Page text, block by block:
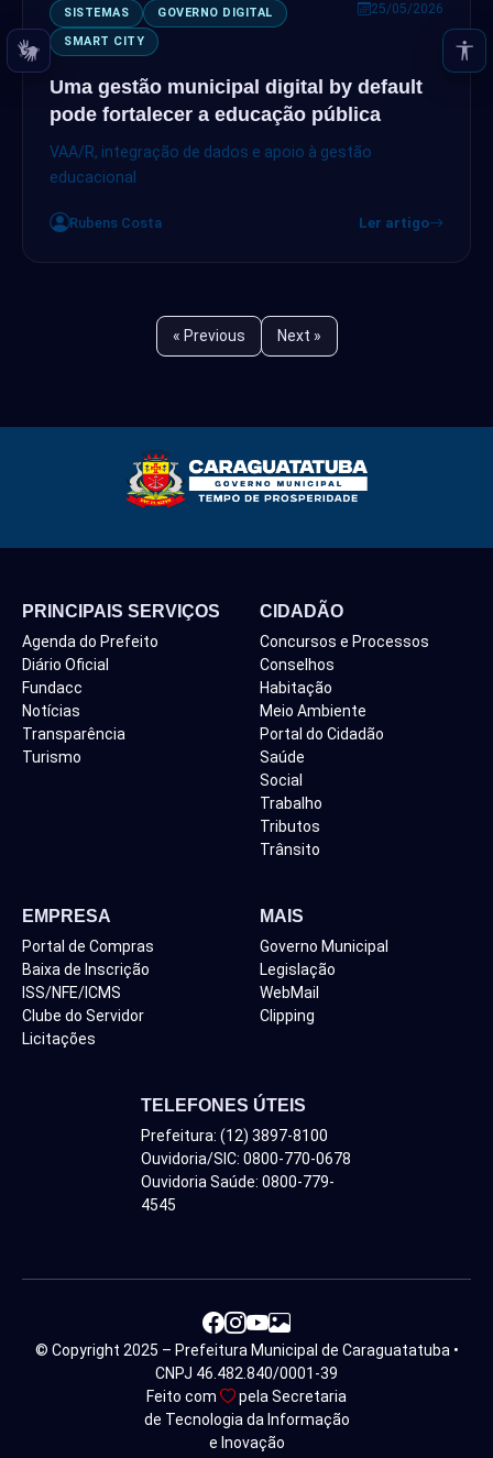
SISTEMAS
GOVERNO DIGITAL
SMART CITY
25/05/2026
Uma gestão municipal digital by default
pode fortalecer a educação pública
VAA/R, integração de dados e apoio à gestão
educacional
Rubens Costa Ler artigo
« Previous Next »
PRINCIPAIS SERVIÇOS
Agenda do Prefeito
Diário Oficial
Fundacc
Notícias
Transparência
Turismo
CIDADÃO
Concursos e Processos
Conselhos
Habitação
Meio Ambiente
Portal do Cidadão
Saúde
Social
Trabalho
Tributos
Trânsito
EMPRESA
Portal de Compras
Baixa de Inscrição
ISS/NFE/ICMS
Clube do Servidor
Licitações
MAIS
Governo Municipal
Legislação
WebMail
Clipping
TELEFONES ÚTEIS
Prefeitura: (12) 3897-8100
Ouvidoria/SIC: 0800-770-0678
Ouvidoria Saúde: 0800-779-
4545
© Copyright 2025 – Prefeitura Municipal de Caraguatatuba •
CNPJ 46.482.840/0001-39
Feito com
pela Secretaria
de Tecnologia da Informação
e Inovação